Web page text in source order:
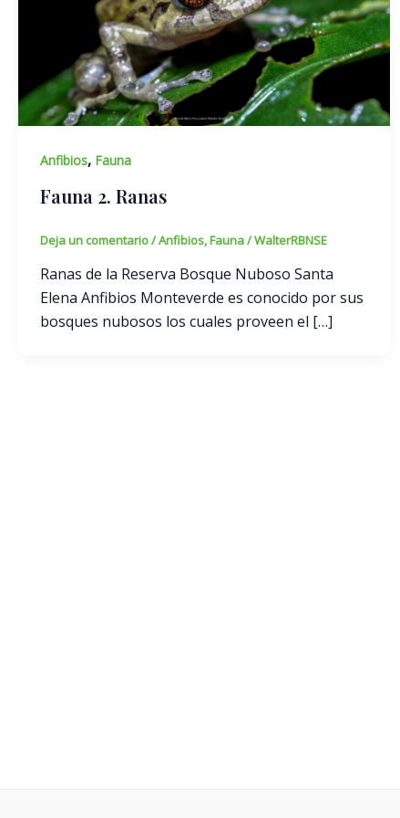
Anfibios, Fauna
Fauna 2. Ranas
Deja un comentario/Anfibios,Fauna/WalterRBNSE
Ranas de la Reserva Bosque Nuboso Santa
Elena Anfibios Monteverde es conocido por sus
bosques nubosos los cuales proveen el […]